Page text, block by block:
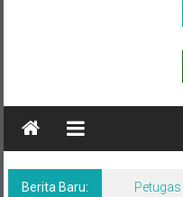
Menyikap
Dan
Tegas
Berita Baru: